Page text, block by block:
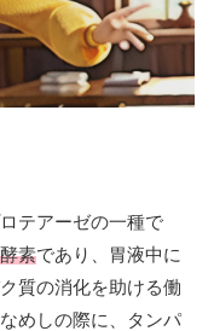
テアーゼの一種で
素であり、胃液中に
質の消化を助ける働
めしの際に、タンパ